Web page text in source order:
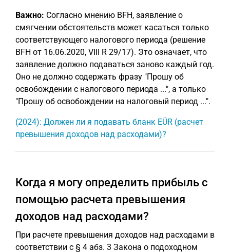
Важно: Согласно мнению BFH, заявление о
смягчении обстоятельств может касаться только
соответствующего налогового периода (решение
BFH от 16.06.2020, VIII R 29/17). Это означает, что
заявление должно подаваться заново каждый год.
Оно не должно содержать фразу "Прошу об
освобождении с налогового периода ...", а только
"Прошу об освобождении на налоговый период ...".
(2024): Должен ли я подавать бланк EÜR (расчет
превышения доходов над расходами)?
Когда я могу определить прибыль с
помощью расчета превышения
доходов над расходами?
При расчете превышения доходов над расходами в
соответствии с § 4 абз. 3 Закона о подоходном